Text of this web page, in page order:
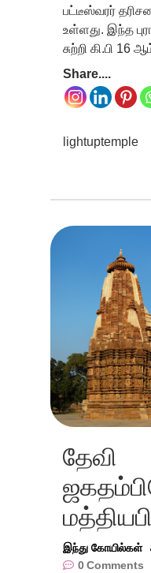
பட்டீஸ்வரர்
உள்ளது. இந்த
சுற்றி கி.பி
Share....
lightuptemple
தேவி
இந்து கோயில்கள்
0Comments